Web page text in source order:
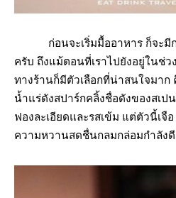
ก่อนจะเริ่มมื้ออาหาร ก็จะมีกา
ครับ ถึงแม้ตอนที่เราไปยังอยู่ในช่
ทางร้านก็มีตัวเลือกที่น่าสนใจมาก
น้ำแร่ดังสปาร์กคลิ้งชื่อดังของสเป
ฟองละเอียดและรสเข้ม แต่ตัวนี้เจื
ความหวานสดชื่นกลมกล่อมกำลัง